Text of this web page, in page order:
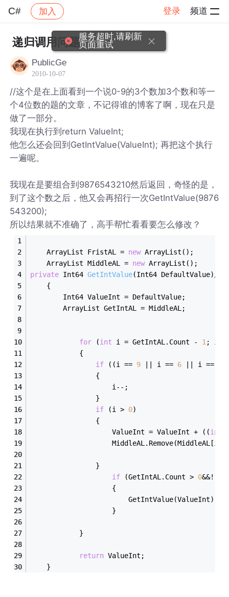
C# 加入 登录 频道
社区 C# 帖子详情
递归调用问题
PublicGe
2010-10-07
//这个是在上面看到一个说0-9的3个数加3个数和等一
个4位数的题的文章，不记得谁的博客了啊，现在只是
做了一部分。
我现在执行到return ValueInt;
他怎么还会回到GetIntValue(ValueInt); 再把这个执行
一遍呢。
我现在是要组合到9876543210然后返回，奇怪的是，
到了这个数之后，他又会再招行一次GetIntValue(9876
543200);
所以结果就不准确了，高手帮忙看看要怎么修改？
    ArrayList FristAL =
new ArrayList();
    ArrayList MiddleAL =
new ArrayList();
private Int64 GetIntValue(Int64 DefaultValue)//10
    {
        Int64 ValueInt = DefaultValue;
        ArrayList GetIntAL = MiddleAL;
for (int i = GetIntAL.Count - 1 ; i
            {
if ((i == 9 || i == 6 || i ==
                {
                    i--;
                }
if (i > 0)
                {
                    ValueInt = ValueInt + ((
int
                }
if (GetIntAL.Count > 0
                    {
                    }
            }
return ValueInt;
    }
服务超时,请刷新
页面重试